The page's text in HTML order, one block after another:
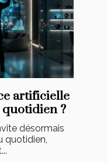
artificielle
?
désormais
quotidien,